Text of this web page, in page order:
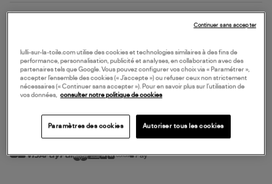
NOS SERVICES
SERVICE CLIENT
MODE DE PAIEMENT
lulli-sur-la-toile.com utilise des cookies et technologies similaires à des fins de
performance, personnalisation, publicité et analyses, en collaboration avec des
partenaires tels que Google. Vous pouvez configurer vos choix via « Paramétrer »,
accepter l’ensemble des cookies (« J’accepte ») ou refuser ceux non strictement
nécessaires (« Continuer sans accepter »). Pour en savoir plus sur l’utilisation de
vos données,
consulter notre politique de cookies
Paramètres des cookies Autoriser tous les cookies
Continuer sans accepter